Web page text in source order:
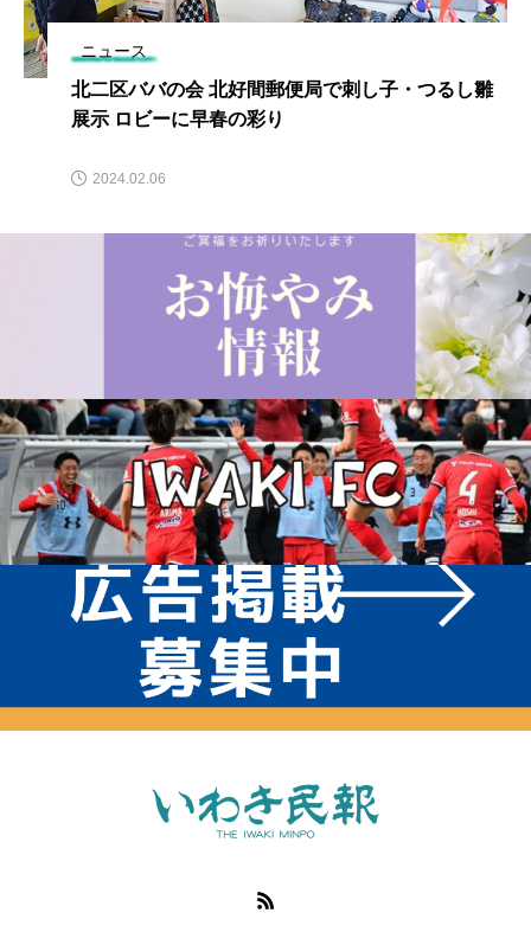
ニュース
北二区ババの会 北好間郵便局で刺し子・つるし雛
展示 ロビーに早春の彩り
2024.02.06